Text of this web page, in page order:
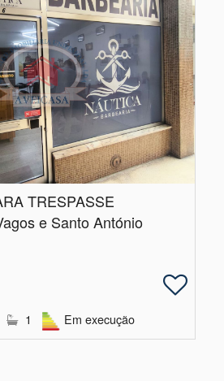
TRESPASSE
e Santo António
1 Em execução